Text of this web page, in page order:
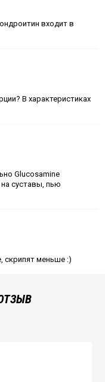
входит в
В характеристиках
Glucosamine
суставы, пью
скрипят меньше :)